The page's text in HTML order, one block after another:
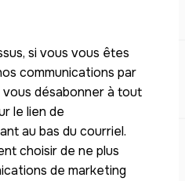
si vous vous êtes
communications par
désabonner à tout
le lien de
au bas du courriel.
choisir de ne plus
de marketing